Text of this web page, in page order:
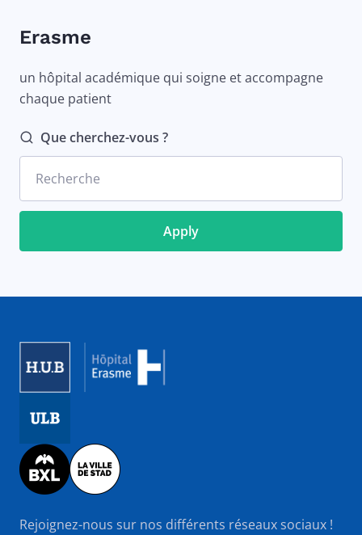
Erasme
un hôpital académique qui soigne et accompagne
chaque patient
Que cherchez-vous ?
Recherche
Image
Rejoignez-nous sur nos différents réseaux sociaux !